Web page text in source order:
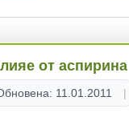
от аспирина
11.01.2011